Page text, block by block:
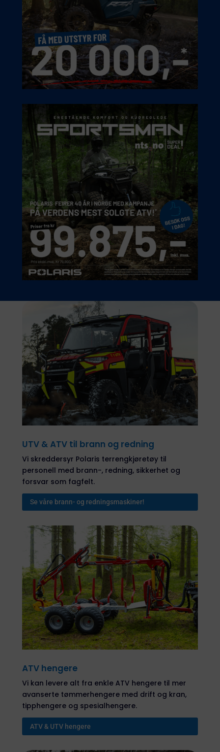
UTV & ATV til brann og redning
Vi skreddersyr Polaris terrengkjøretøy til
personell med brann-, redning, sikkerhet og
forsvar som fagfelt.
Se våre brann- og redningsmaskiner!
ATV hengere
Vi kan levere alt fra enkle ATV hengere til mer
avanserte tømmerhengere med drift og kran,
tipphengere og spesialhengere.
ATV & UTV hengere